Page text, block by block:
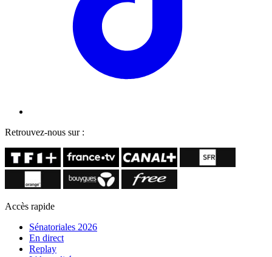
Retrouvez-nous sur :
Accès rapide
Sénatoriales 2026
En direct
Replay